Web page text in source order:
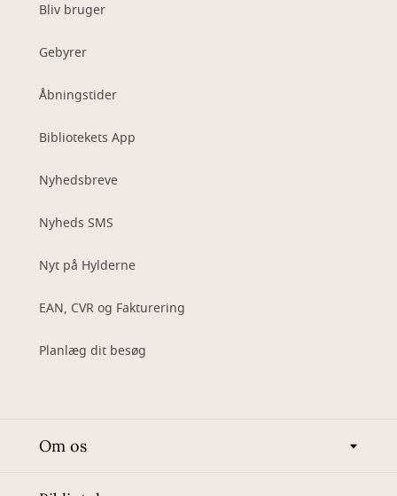
Bliv bruger
Gebyrer
Åbningstider
Bibliotekets App
Nyhedsbreve
Nyheds SMS
Nyt på Hylderne
EAN, CVR og Fakturering
Planlæg dit besøg
Om os